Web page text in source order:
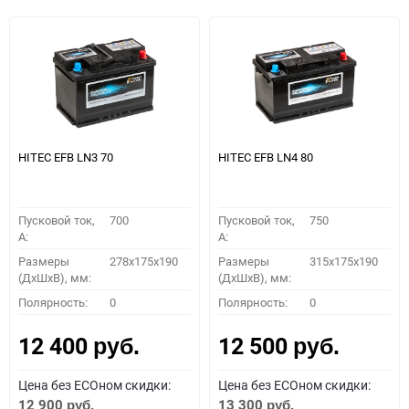
HITEC EFB LN3 70
Пусковой ток,
A:
700
Размеры
(ДхШхВ), мм:
278x175x190
Полярность: 0
12 400 руб.
Цена без ECOном скидки:
12 900 руб.
HITEC EFB LN4 80
Пусковой ток,
A:
750
Размеры
(ДхШхВ), мм:
315x175x190
Полярность: 0
12 500 руб.
Цена без ECOном скидки:
13 300 руб.